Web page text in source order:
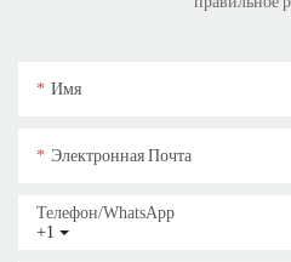
Имя
Электронная Почта
+1
Телефон/WhatsApp